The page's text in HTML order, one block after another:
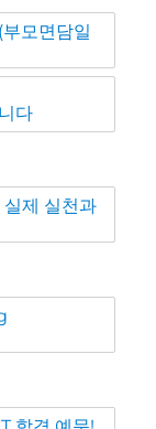
모면담일
다
제 실천과